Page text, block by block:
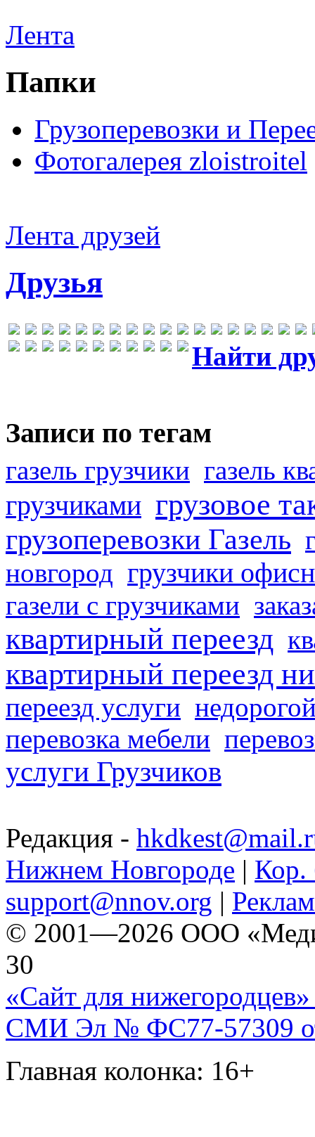
Лента
Папки
Грузоперевозки и
Фотогалерея zloistroitel
Лента друзей
Друзья
Найти
Записи по тегам
газель грузчики газель
грузчиками грузовое
грузоперевозки Газель
новгород грузчики
газели с грузчиками
квартирный переезд
квартирный переезд
переезд услуги
перевозка мебели
услуги Грузчиков
Редакция -
Нижнем Новгороде | Кор.
support@nnov.org |
© 2001—2026 ООО
30
«Сайт для нижегородцев»
СМИ Эл № ФС77-57309
Главная колонка: 16+